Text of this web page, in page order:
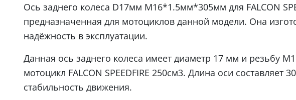
Ось заднего колеса D17мм М16*1.5мм*305мм для FALCON
предназначенная для мотоциклов данной модели. Она
надёжность в эксплуатации.
Данная ось заднего колеса имеет диаметр 17 мм и резьбу
мотоцикл FALCON SPEEDFIRE 250см3. Длина оси
стабильность движения.